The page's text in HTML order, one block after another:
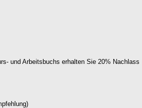
und Arbeitsbuchs erhalten Sie 20% Nachlass